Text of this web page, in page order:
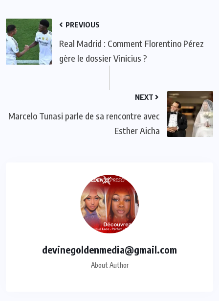
PREVIOUS
Real Madrid : Comment Florentino Pérez
gère le dossier Vinicius ?
NEXT
Marcelo Tunasi parle de sa rencontre avec
Esther Aicha
devinegoldenmedia@gmail.com
About Author